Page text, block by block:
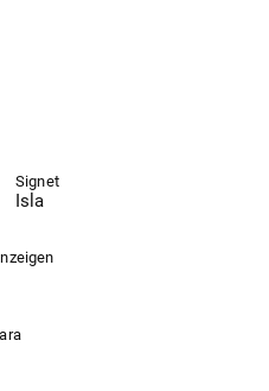
Signet
Isla